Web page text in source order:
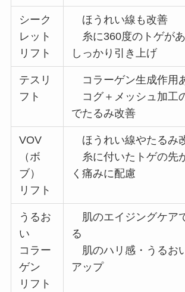
シーク
レット
リフト
ほうれい線も改善
糸に360度のトゲが
しっかり引き上げ
テスリ
フト
コラーゲン生成作用
コグ＋メッシュ加工
でたるみ改善
VOV
（ボ
ブ）
リフト
ほうれい線やたるみ
糸に付いたトゲの先
く痛みに配慮
うるお
い
コラー
ゲン
リフト
肌のエイジングケア
る
肌のハリ感・うるお
アップ